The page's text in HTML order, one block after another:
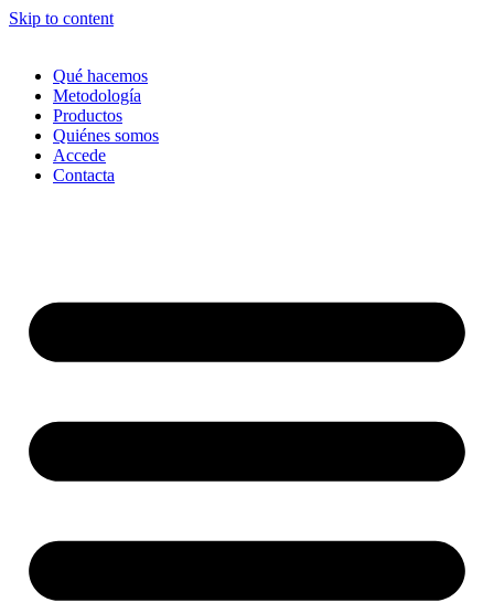
Skip to content
Qué hacemos
Metodología
Productos
Quiénes somos
Accede
Contacta